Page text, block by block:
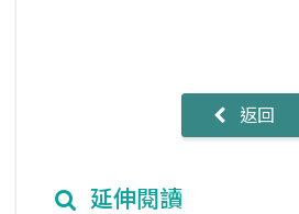
返回
延伸閱讀